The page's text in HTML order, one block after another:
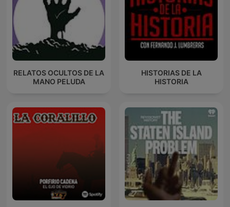
RELATOS OCULTOS DE LA
MANO PELUDA
HISTORIAS DE LA
HISTORIA